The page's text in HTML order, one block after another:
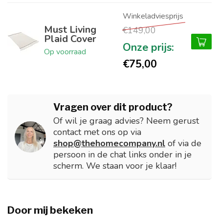
Must Living
Plaid Cover
Op voorraad
€149,00
€75,00
Vragen over dit product?
Of wil je graag advies? Neem gerust
contact met ons op via
shop@thehomecompany.nl of via de
persoon in de chat links onder in je
scherm. We staan voor je klaar!
Door mij bekeken